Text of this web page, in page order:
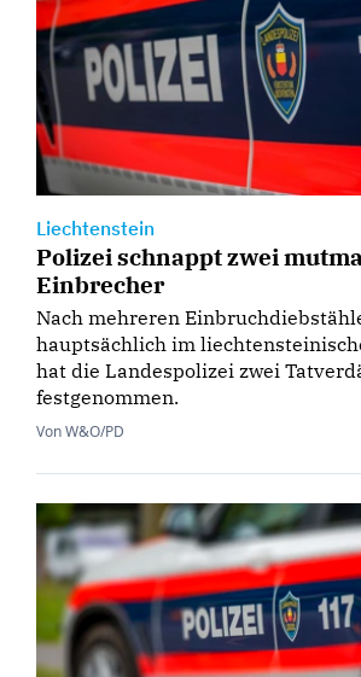
Liechtenstein
Polizei schnappt zwei
Einbrecher
Nach mehreren
hauptsächlich im
hat die Landespolizei zwei
festgenommen.
Von W&O/PD